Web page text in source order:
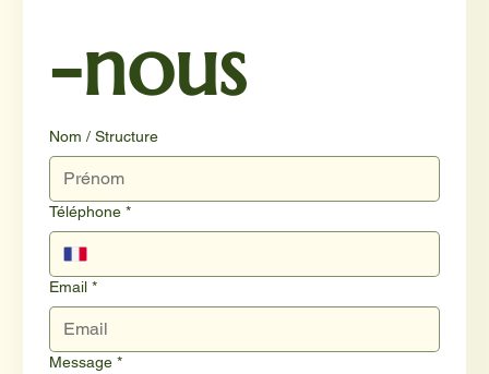
-nous
Nom / Structure
Téléphone *
Email *
Message *